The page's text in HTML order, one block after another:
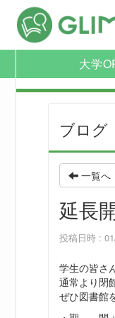
大学
ブログ
一覧へ
延長
投稿日時 :
学生の皆さ
通常より閉
ぜひ図書館